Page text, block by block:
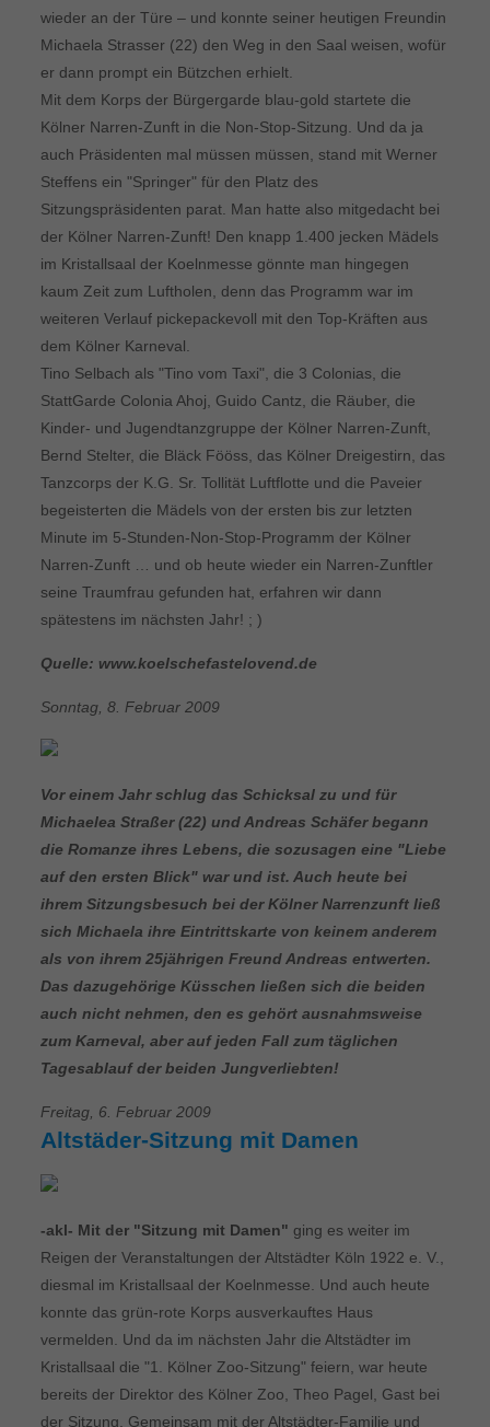
wieder an der Türe – und konnte seiner heutigen Freundin
Michaela Strasser (22) den Weg in den Saal weisen, wofür
er dann prompt ein Bützchen erhielt.
Mit dem Korps der Bürgergarde blau-gold startete die
Kölner Narren-Zunft in die Non-Stop-Sitzung. Und da ja
auch Präsidenten mal müssen müssen, stand mit Werner
Steffens ein "Springer" für den Platz des
Sitzungspräsidenten parat. Man hatte also mitgedacht bei
der Kölner Narren-Zunft! Den knapp 1.400 jecken Mädels
im Kristallsaal der Koelnmesse gönnte man hingegen
kaum Zeit zum Luftholen, denn das Programm war im
weiteren Verlauf pickepackevoll mit den Top-Kräften aus
dem Kölner Karneval.
Tino Selbach als "Tino vom Taxi", die 3 Colonias, die
StattGarde Colonia Ahoj, Guido Cantz, die Räuber, die
Kinder- und Jugendtanzgruppe der Kölner Narren-Zunft,
Bernd Stelter, die Bläck Fööss, das Kölner Dreigestirn, das
Tanzcorps der K.G. Sr. Tollität Luftflotte und die Paveier
begeisterten die Mädels von der ersten bis zur letzten
Minute im 5-Stunden-Non-Stop-Programm der Kölner
Narren-Zunft … und ob heute wieder ein Narren-Zunftler
seine Traumfrau gefunden hat, erfahren wir dann
spätestens im nächsten Jahr! ; )
Quelle: www.koelschefastelovend.de
Sonntag, 8. Februar 2009
Vor einem Jahr schlug das Schicksal zu und für
Michaelea Straßer (22) und Andreas Schäfer begann
die Romanze ihres Lebens, die sozusagen eine "Liebe
auf den ersten Blick" war und ist. Auch heute bei
ihrem Sitzungsbesuch bei der Kölner Narrenzunft ließ
sich Michaela ihre Eintrittskarte von keinem anderem
als von ihrem 25jährigen Freund Andreas entwerten.
Das dazugehörige Küsschen ließen sich die beiden
auch nicht nehmen, den es gehört ausnahmsweise
zum Karneval, aber auf jeden Fall zum täglichen
Tagesablauf der beiden Jungverliebten!
Freitag, 6. Februar 2009
Altstäder-Sitzung mit Damen
-akl- Mit der "Sitzung mit Damen" ging es weiter im
Reigen der Veranstaltungen der Altstädter Köln 1922 e. V.,
diesmal im Kristallsaal der Koelnmesse. Und auch heute
konnte das grün-rote Korps ausverkauftes Haus
vermelden. Und da im nächsten Jahr die Altstädter im
Kristallsaal die "1. Kölner Zoo-Sitzung" feiern, war heute
bereits der Direktor des Kölner Zoo, Theo Pagel, Gast bei
der Sitzung. Gemeinsam mit der Altstädter-Familie und